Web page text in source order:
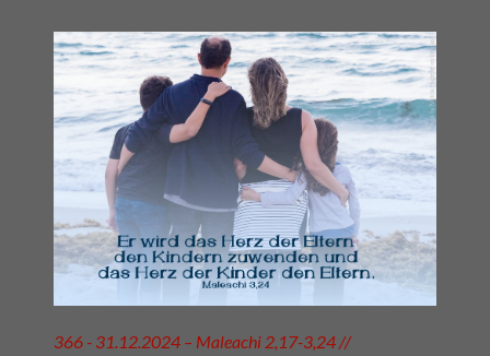
366 - 31.12.2024 – Maleachi 2,17-3,24 //